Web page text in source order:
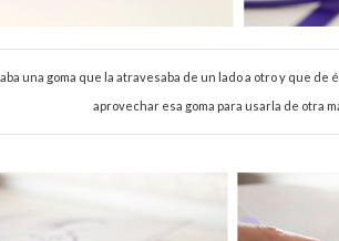
una goma que la atravesaba de un lado a otro y que de
aprovechar esa goma para usarla de otra